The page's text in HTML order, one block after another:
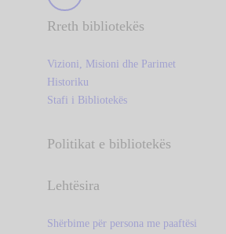
Rreth bibliotekës
Vizioni, Misioni dhe Parimet
Historiku
Stafi i Bibliotekës
Politikat e bibliotekës
Lehtësira
Shërbime për persona me paaftësi